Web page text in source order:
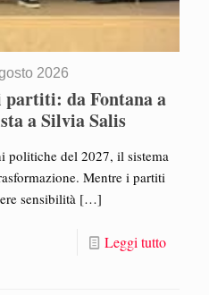
2026
partiti: da Fontana a
a Silvia Salis
politiche del 2027, il sistema
Mentre i partiti
sensibilità […]
Leggi tutto